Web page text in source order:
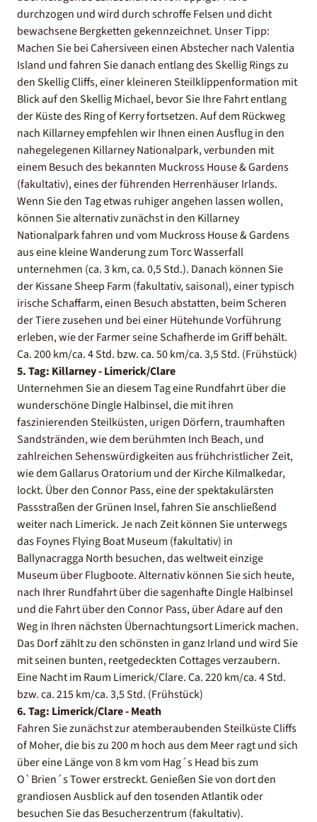
durchzogen und wird durch schroffe Felsen und dicht
bewachsene Bergketten gekennzeichnet. Unser Tipp:
Machen Sie bei Cahersiveen einen Abstecher nach Valentia
Island und fahren Sie danach entlang des Skellig Rings zu
den Skellig Cliffs, einer kleineren Steilklippenformation mit
Blick auf den Skellig Michael, bevor Sie Ihre Fahrt entlang
der Küste des Ring of Kerry fortsetzen. Auf dem Rückweg
nach Killarney empfehlen wir Ihnen einen Ausflug in den
nahegelegenen Killarney Nationalpark, verbunden mit
einem Besuch des bekannten Muckross House & Gardens
(fakultativ), eines der führenden Herrenhäuser Irlands.
Wenn Sie den Tag etwas ruhiger angehen lassen wollen,
können Sie alternativ zunächst in den Killarney
Nationalpark fahren und vom Muckross House & Gardens
aus eine kleine Wanderung zum Torc Wasserfall
unternehmen (ca. 3 km, ca. 0,5 Std.). Danach können Sie
der Kissane Sheep Farm (fakultativ, saisonal), einer typisch
irische Schaffarm, einen Besuch abstatten, beim Scheren
der Tiere zusehen und bei einer Hütehunde Vorführung
erleben, wie der Farmer seine Schafherde im Griff behält.
Ca. 200 km/ca. 4 Std. bzw. ca. 50 km/ca. 3,5 Std. (Frühstück)
5. Tag: Killarney - Limerick/Clare
Unternehmen Sie an diesem Tag eine Rundfahrt über die
wunderschöne Dingle Halbinsel, die mit ihren
faszinierenden Steilküsten, urigen Dörfern, traumhaften
Sandstränden, wie dem berühmten Inch Beach, und
zahlreichen Sehenswürdigkeiten aus frühchristlicher Zeit,
wie dem Gallarus Oratorium und der Kirche Kilmalkedar,
lockt. Über den Connor Pass, eine der spektakulärsten
Passstraßen der Grünen Insel, fahren Sie anschließend
weiter nach Limerick. Je nach Zeit können Sie unterwegs
das Foynes Flying Boat Museum (fakultativ) in
Ballynacragga North besuchen, das weltweit einzige
Museum über Flugboote. Alternativ können Sie sich heute,
nach Ihrer Rundfahrt über die sagenhafte Dingle Halbinsel
und die Fahrt über den Connor Pass, über Adare auf den
Weg in Ihren nächsten Übernachtungsort Limerick machen.
Das Dorf zählt zu den schönsten in ganz Irland und wird Sie
mit seinen bunten, reetgedeckten Cottages verzaubern.
Eine Nacht im Raum Limerick/Clare. Ca. 220 km/ca. 4 Std.
bzw. ca. 215 km/ca. 3,5 Std. (Frühstück)
6. Tag: Limerick/Clare - Meath
Fahren Sie zunächst zur atemberaubenden Steilküste Cliffs
of Moher, die bis zu 200 m hoch aus dem Meer ragt und sich
über eine Länge von 8 km vom Hag´s Head bis zum
O`Brien´s Tower erstreckt. Genießen Sie von dort den
grandiosen Ausblick auf den tosenden Atlantik oder
besuchen Sie das Besucherzentrum (fakultativ).